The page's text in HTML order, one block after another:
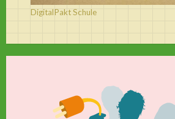
DigitalPakt Schule